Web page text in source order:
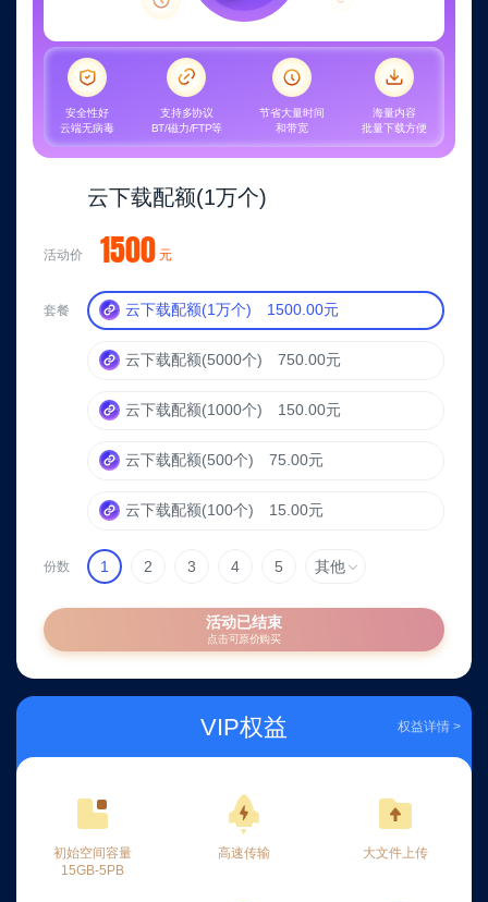
安全性好
云端无病毒
支持多协议
BT/磁力/FTP等
节省大量时间
和带宽
海量内容
批量下载方便
云下载配额(1万个)
活动价 1500 元
套餐 云下载配额(1万个) 1500.00元
云下载配额(5000个) 750.00元
云下载配额(1000个) 150.00元
云下载配额(500个) 75.00元
云下载配额(100个) 15.00元
份数 1 2 3 4 5 其他
活动已结束
点击可原价购买
VIP权益 权益详情 >
初始空间容量
15GB-5PB
高速传输 大文件上传